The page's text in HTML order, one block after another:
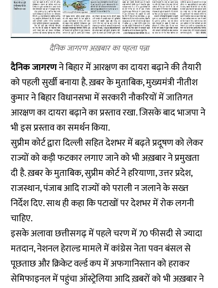
दैनिक जागरण अख़बार का पहला पन्ना
दैनिक जागरणने बिहार में आरक्षण का दायरा बढ़ाने की तैयारी
को पहली सुर्खी बनाया है. ख़बर के मुताबिक, मुख्यमंत्री नीतीश
कुमार ने बिहार विधानसभा में सरकारी नौकरियों में जातिगत
आरक्षण का दायरा बढ़ाने का प्रस्ताव रखा. जिसके बाद भाजपा ने
भी इस प्रस्ताव का समर्थन किया.
सुप्रीम कोर्ट द्वारा दिल्ली सहित देशभर में बढ़ते प्रदूषण को लेकर
राज्यों को कड़ी फटकार लगाए जाने को भी अख़बार ने प्रमुखता
दी है. ख़बर के मुताबिक, सुप्रीम कोर्ट ने हरियाणा, उत्तर प्रदेश,
राजस्थान, पंजाब आदि राज्यों को पराली न जलाने के सख्त
निर्देश दिए. साथ ही कहा कि पटाखों पर देशभर में रोक लगनी
चाहिए.
इसके अलावा छत्तीसगढ़ में पहले चरण में 70 फीसदी से ज्यादा
मतदान, नेशनल हेराल्ड मामले में कांग्रेस नेता पवन बंसल से
पूछताछ और क्रिकेट वर्ल्ड कप में अफगानिस्तान को हराकर
सेमिफाइनल में पहुंचा ऑस्ट्रेलिया आदि ख़बरों को भी अख़बार ने